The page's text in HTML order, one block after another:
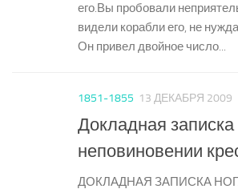
его.Вы пробовали
видели корабли его, не
Он привел двойное число...
1851-1855 13 ДЕКАБРЯ 2009
Докладная
неповиновении
ДОКЛАДНАЯ ЗАПИСКА